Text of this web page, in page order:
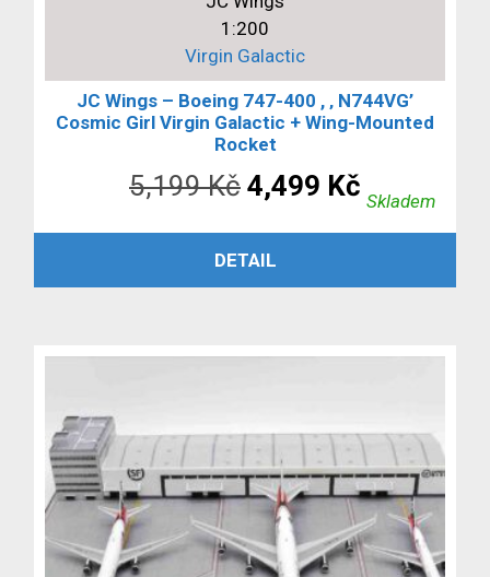
1:200
Virgin Galactic
JC Wings – Boeing 747-400 , ‚ N744VG’
Cosmic Girl Virgin Galactic + Wing-Mounted
Rocket
5,199Kč Původní
cena
byla:
4,499 Kč
cena
Skladem
PŘIDAT DO KOŠÍKU
DETAIL